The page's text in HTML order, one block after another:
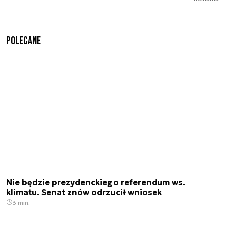
Polecane
Nie będzie prezydenckiego referendum ws.
klimatu. Senat znów odrzucił wniosek
3 min.